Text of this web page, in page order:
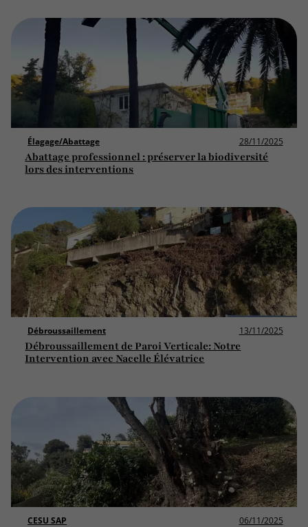
Élagage/Abattage 28/11/2025
Abattage professionnel : préserver la biodiversité
lors des interventions
Débroussaillement 13/11/2025
Débroussaillement de Paroi Verticale: Notre
Intervention avec Nacelle Élévatrice
CESU SAP 06/11/2025